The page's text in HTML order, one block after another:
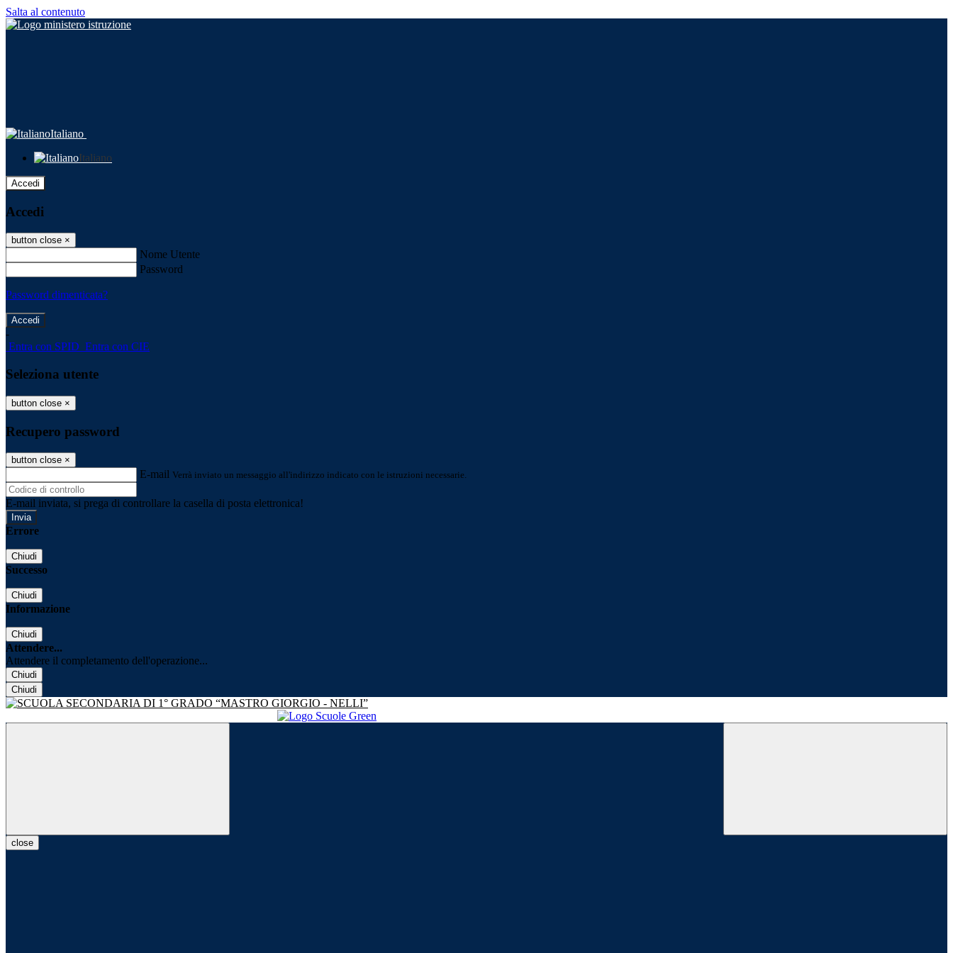
Salta al contenuto
Italiano
Italiano
Accedi
Accedi
button close ×
Nome Utente
Password
Password dimenticata?
-
Entra con SPID Entra con CIE
Seleziona utente
button close ×
Recupero password
button close ×
E-mail Verrà inviato un messaggio all'indirizzo indicato con le istruzioni necessarie.
E-mail inviata, si prega di controllare la casella di posta elettronica!
Errore
Chiudi
Successo
Chiudi
Informazione
Chiudi
Attendere...
Attendere il completamento dell'operazione...
Chiudi
Chiudi
close